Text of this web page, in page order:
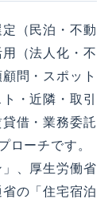
（民泊・不動
（法人化・不
問・スポット
・近隣・取引
借・業務委託
ローチです。
、厚生労働省
の「住宅宿泊